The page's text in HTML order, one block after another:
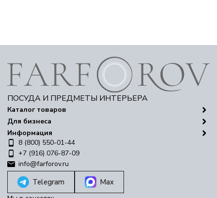
ПОСУДА И ПРЕДМЕТЫ ИНТЕРЬЕРА
Каталог товаров
Для бизнеса
Информация
8 (800) 550-01-44
+7 (916) 076-87-09
info@farforov.ru
Telegram Max